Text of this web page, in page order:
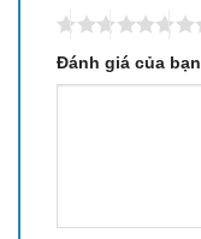
Đánh giá của bạn